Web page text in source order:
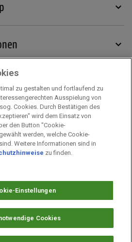
zu gestalten und fortlaufend zu
Ausspielung von
Cookies. Durch Bestätigen des
wird dem Einsatz von
den Button "Cookie-
werden, welche Cookie-
Weitere Informationen sind in
zu finden.
Einstellungen
Cookies